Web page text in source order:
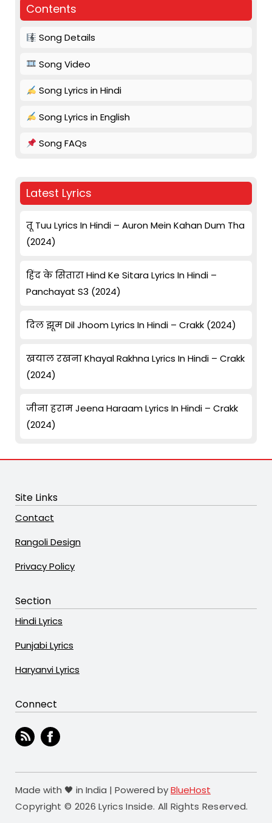
Contents
Song Details
Song Video
Song Lyrics in Hindi
Song Lyrics in English
Song FAQs
Latest Lyrics
तू Tuu Lyrics In Hindi – Auron Mein Kahan Dum Tha
(2024)
हिंद के सितारा Hind Ke Sitara Lyrics In Hindi –
Panchayat S3 (2024)
दिल झूम Dil Jhoom Lyrics In Hindi – Crakk (2024)
खयाल रखना Khayal Rakhna Lyrics In Hindi – Crakk
(2024)
जीना हराम Jeena Haraam Lyrics In Hindi – Crakk
(2024)
Site Links
Contact
Rangoli Design
Privacy Policy
Section
Hindi Lyrics
Punjabi Lyrics
Haryanvi Lyrics
Connect
Made with 🖤 in India | Powered byBlueHost
Copyright © 2026 Lyrics Inside. All Rights Reserved.